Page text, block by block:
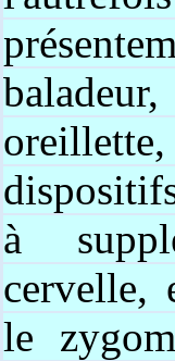
à
cervelle,
le